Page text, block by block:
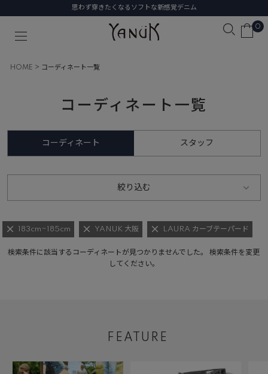
思わず穿きたくなるソフトな新感覚デニム
0
HOME コーディネート一覧
コーディネート一覧
コーディネート スタッフ
絞り込む
183cm~185cm YANUK 大阪 LAURA カーブテーパード
検索条件に該当するコーディネートが見つかりませんでした。 検索条件を変更
してください。
FEATURE